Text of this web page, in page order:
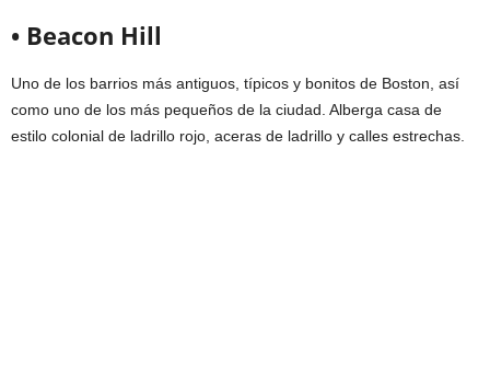
• Beacon Hill
Uno de los barrios más antiguos, típicos y bonitos de Boston, así
como uno de los más pequeños de la ciudad. Alberga casa de
estilo colonial de ladrillo rojo, aceras de ladrillo y calles estrechas.